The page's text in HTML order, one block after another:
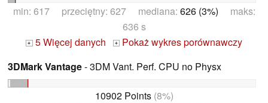
min: 617 przeciętny: 627 mediana: 626 (3%) maks:
636 s
+ 5 Więcej danych +
Pokaż wykres porównawczy
3DMark Vantage- 3DM Vant. Perf. CPU no Physx
10902 Points(8%)